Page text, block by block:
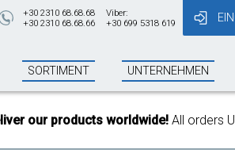
+30 2310 68.68.68
+30 2310 68.68.66
Viber:
+30 699 5318 619
SORTIMENT UNTERNEHMEN
our products worldwide!All orders Until